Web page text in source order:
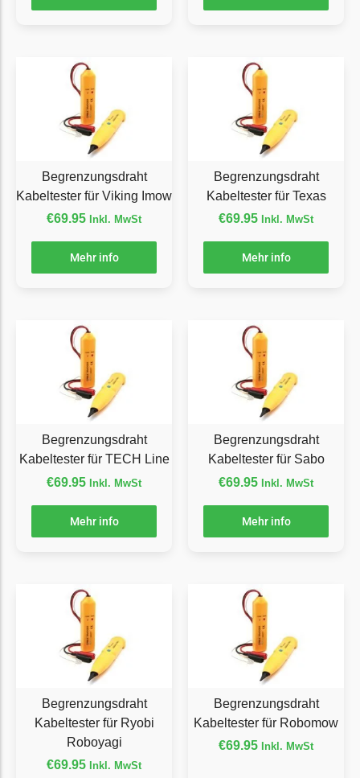
McCulloch
McCulloch Messer
Begrenzungsdraht
Begrenzungsdraht
Mountfield
Mountfield Messer
Mowox Messer
Begrenzungsdraht
NAC
NAC Messer
Begrenzungsdraht
Orbex
Philips Messer
Begrenzungsdraht
Powerplus
Powerplus Messer
Begrenzungsdraht
Begrenzungsdraht
Kabeltester für Viking Imow
€69.95 Inkl. MwSt
Mehr info
Begrenzungsdraht
Kabeltester für Texas
€69.95 Inkl. MwSt
Mehr info
Begrenzungsdraht
Kabeltester für TECH Line
€69.95 Inkl. MwSt
Mehr info
Begrenzungsdraht
Kabeltester für Sabo
€69.95 Inkl. MwSt
Mehr info
Begrenzungsdraht
Kabeltester für Ryobi
Roboyagi
€69.95 Inkl. MwSt
Begrenzungsdraht
Kabeltester für Robomow
€69.95 Inkl. MwSt